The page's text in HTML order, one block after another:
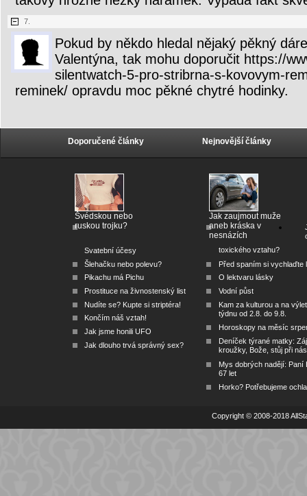
7.
Pokud by někdo hledal nějaký pěkný
Valentýna, tak mohu doporučit https://
silentwatch-5-pro-stribrna-s-kovovym-
reminek/ opravdu moc pěkné chytré hodinky.
Doporučené články
Švédskou nebo
ruskou trojku?
Svatební účesy
Šlehačku nebo polevu?
Pikachu má Pichu
Prostituce na živnostenský list
Nudíte se? Kupte si striptéra!
Končím náš vztah!
Jak jsme honili UFO
Jak dlouho trvá správný sex?
Nejnovější články
Jak zaujmout muže
aneb kráska v
nesnázích
toxického vztahu?
Před spaním si vychlaďte
O lektvaru lásky
Vodní půst
Kam za kulturou a na
týdnu od 2.8. do 9.8.
Horoskopy na měsíc
Deníček týrané matky:
kroužky, Bože, stůj při nás
Mys dobrých nadějí: Paní
67 let
Horko? Potřebujeme
Copyright © 2008-2018